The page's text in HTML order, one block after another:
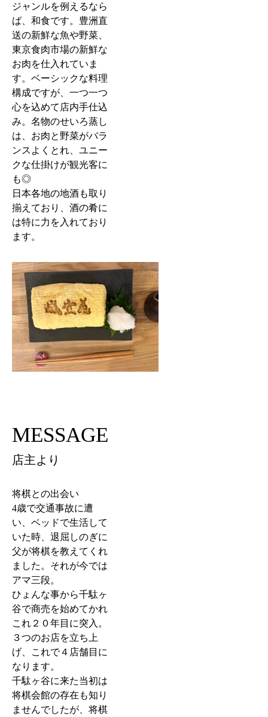
ジャンルを例えるなら
ば、和食です。豊洲直
送の新鮮な魚や野菜、
東京食肉市場の新鮮な
お肉を仕入れていま
す。ベーシックな料理
構成ですが、一つ一つ
心を込めて店内手仕込
み。名物のせいろ蒸し
は、お肉と野菜がバラ
ンスよくとれ、ユニー
クな仕掛けが観光客に
も◎
日本各地の地酒も取り
揃えており、酒の肴に
は特に力を入れており
ます。
MESSAGE
店主より
将棋との出会い
4歳で交通事故に遭
い、ベッドで生活して
いた時、退屈しのぎに
父が将棋を教えてくれ
ました。それが今では
アマ三段。
ひょんな事から千駄ヶ
谷で商売を始めてかれ
これ２０年目に突入。
３つのお店を立ち上
げ、これで４店舗目に
なります。
千駄ヶ谷に来た当初は
将棋会館の存在も知り
ませんでしたが、将棋